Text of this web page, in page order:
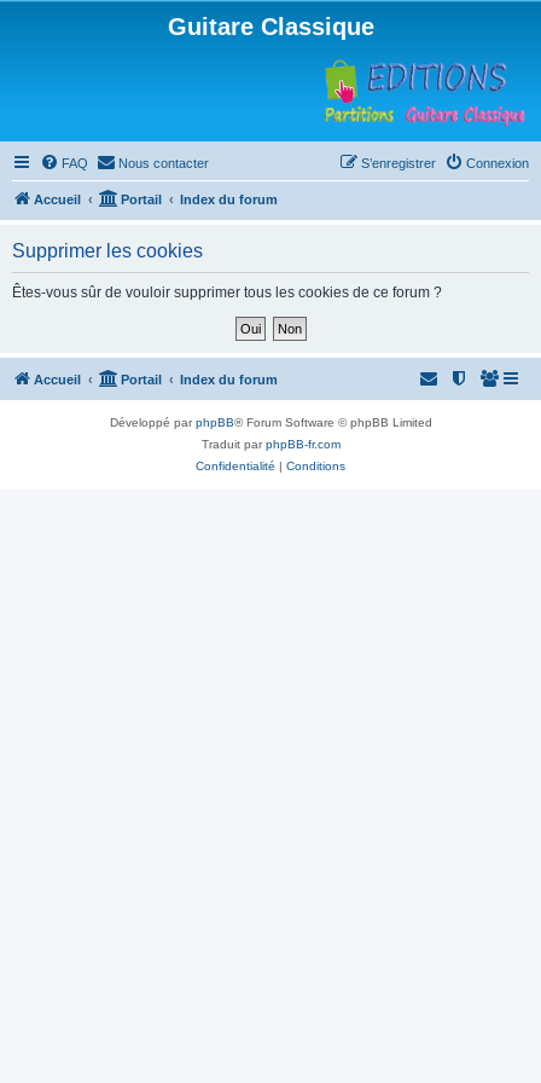
Guitare Classique
FAQ Nous contacter Connexion
S’enregistrer
Accueil Portail Index du forum
Supprimer les cookies
Êtes-vous sûr de vouloir supprimer tous les cookies de ce forum ?
Accueil Portail Index du forum
Développé parphpBB® Forum Software © phpBB Limited
Traduit parphpBB-fr.com
Confidentialité | Conditions